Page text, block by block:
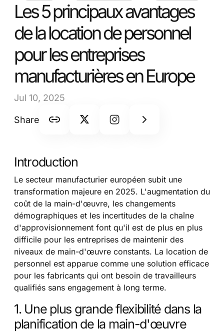
Les 5 principaux avantages
de la location de personnel
pour les entreprises
manufacturières en Europe
Jul 10, 2025
Share
Introduction
Le secteur manufacturier européen subit une
transformation majeure en 2025. L'augmentation du
coût de la main-d'œuvre, les changements
démographiques et les incertitudes de la chaîne
d'approvisionnement font qu'il est de plus en plus
difficile pour les entreprises de maintenir des
niveaux de main-d'œuvre constants. La location de
personnel est apparue comme une solution efficace
pour les fabricants qui ont besoin de travailleurs
qualifiés sans engagement à long terme.
1. Une plus grande flexibilité dans la
planification de la main-d'œuvre